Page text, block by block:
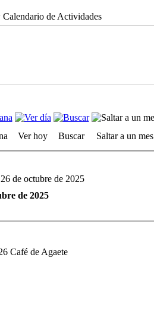
Calendario de Actividades
Ver hoy Buscar
Saltar a un mes
de octubre de 2025
de 2025
Café de Agaete